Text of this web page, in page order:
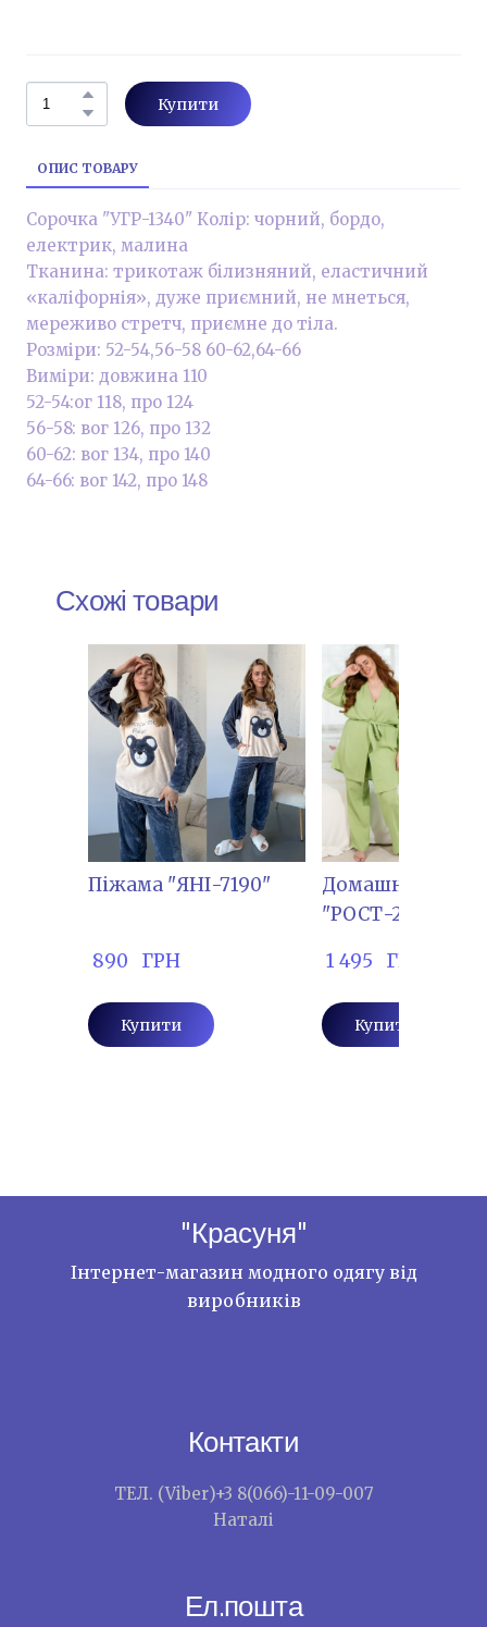
Купити
ОПИС ТОВАРУ
Сорочка "УГР-1340" Колір: чорний, бордо,
електрик, малина
Тканина: трикотаж білизняний, еластичний
«каліфорнія», дуже приємний, не мнеться,
мереживо стретч, приємне до тіла.
Розміри: 52-54,56-58 60-62,64-66
Виміри: довжина 110
52-54:ог 118, про 124
56-58: вог 126, про 132
60-62: вог 134, про 140
64-66: вог 142, про 148
Схожі товари
Пiжама "ЯНІ-7190"
890   ГРН
Купити
Домашній
"РОСТ-2207",3-
1 495   ГРН
Купити
"Красуня"
Інтернет-магазин модного одягу від
виробників
Контакти
ТЕЛ. (Viber)+3 8(066)-11-09-007
Наталі
Ел.пошта